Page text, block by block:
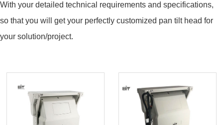
With your detailed technical requirements and specifications,
so that you will get your perfectly customized pan tilt head for
your solution/project.